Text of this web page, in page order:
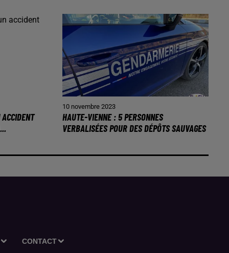
10 novembre 2023
HAUTE-VIENNE : 5 PERSONNES
VERBALISÉES POUR DES DÉPÔTS SAUVAGES
CONTACT